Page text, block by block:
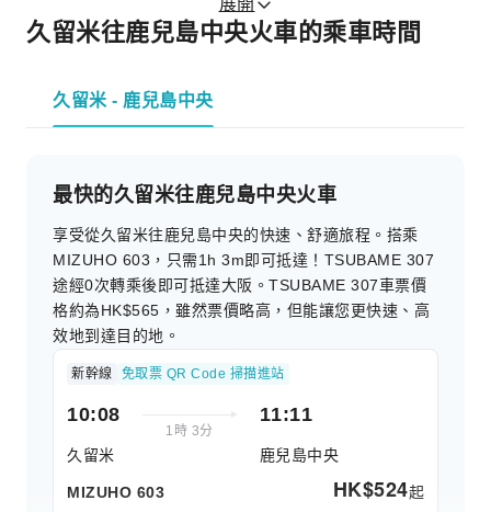
展開
久留米往鹿兒島中央火車的乘車時間
久留米 - 鹿兒島中央
最快的久留米往鹿兒島中央火車
享受從久留米往鹿兒島中央的快速、舒適旅程。搭乘
MIZUHO 603，只需1h 3m即可抵達！TSUBAME 307
途經0次轉乘後即可抵達大阪。TSUBAME 307車票價
格約為HK$565，雖然票價略高，但能讓您更快速、高
效地到達目的地。
新幹線 免取票 QR Code 掃描進站
10:08
1時 3分
久留米
11:11
鹿兒島中央
MIZUHO 603 HK$524起